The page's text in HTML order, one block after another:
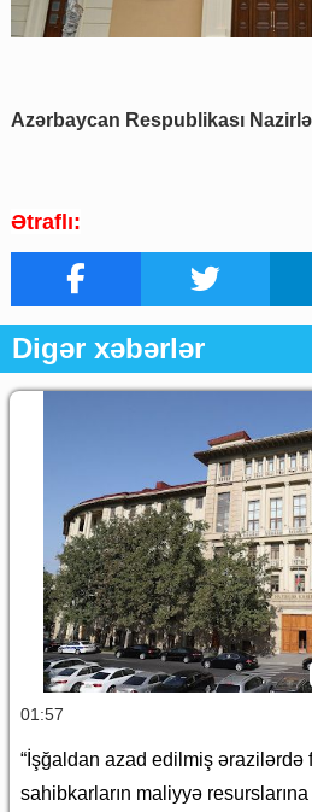
Azərbaycan Respublikası
Ətraflı:
Digər xəbərlər
01:57
“İşğaldan azad edilmiş ərazilərdə
sahibkarların maliyyə resurslarına